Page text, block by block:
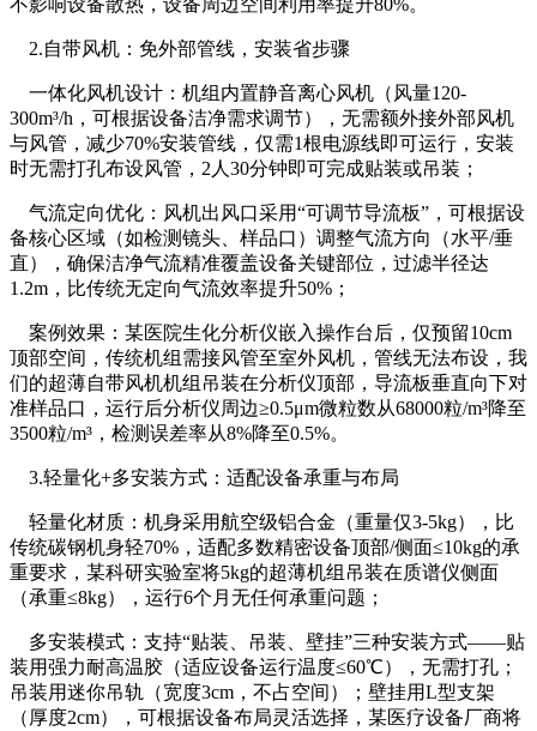
不影响设备散热，设备周边空间利用率提升80%。
2.自带风机：免外部管线，安装省步骤
一体化风机设计：机组内置静音离心风机（风量120-
300m³/h，可根据设备洁净需求调节），无需额外接外部风机
与风管，减少70%安装管线，仅需1根电源线即可运行，安装
时无需打孔布设风管，2人30分钟即可完成贴装或吊装；
气流定向优化：风机出风口采用“可调节导流板”，可根据设
备核心区域（如检测镜头、样品口）调整气流方向（水平/垂
直），确保洁净气流精准覆盖设备关键部位，过滤半径达
1.2m，比传统无定向气流效率提升50%；
案例效果：某医院生化分析仪嵌入操作台后，仅预留10cm
顶部空间，传统机组需接风管至室外风机，管线无法布设，我
们的超薄自带风机机组吊装在分析仪顶部，导流板垂直向下对
准样品口，运行后分析仪周边≥0.5μm微粒数从68000粒/m³降至
3500粒/m³，检测误差率从8%降至0.5%。
3.轻量化+多安装方式：适配设备承重与布局
轻量化材质：机身采用航空级铝合金（重量仅3-5kg），比
传统碳钢机身轻70%，适配多数精密设备顶部/侧面≤10kg的承
重要求，某科研实验室将5kg的超薄机组吊装在质谱仪侧面
（承重≤8kg），运行6个月无任何承重问题；
多安装模式：支持“贴装、吊装、壁挂”三种安装方式——贴
装用强力耐高温胶（适应设备运行温度≤60℃），无需打孔；
吊装用迷你吊轨（宽度3cm，不占空间）；壁挂用L型支架
（厚度2cm），可根据设备布局灵活选择，某医疗设备厂商将